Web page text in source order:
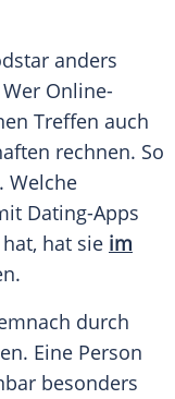
anders
Online-
Treffen auch
rechnen. So
Welche
Dating-Apps
hat sie im
durch
Eine Person
besonders